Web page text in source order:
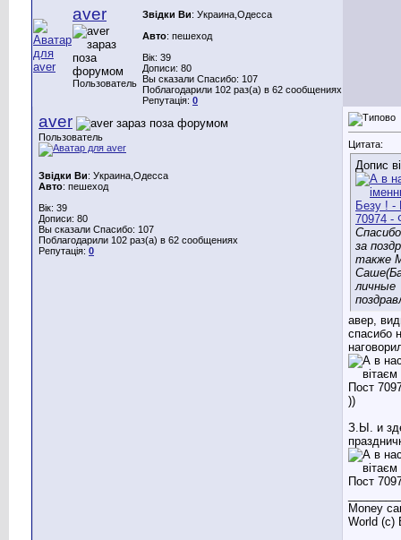
aver
Пользователь
Звідки Ви: Украина,Одесса
Авто: пешеход
Вік: 39
Дописи: 80
Вы сказали Спасибо: 107
Поблагодарили 102 раз(а) в 62 сообщениях
Репутація: 0
aver
Пользователь
Звідки Ви: Украина,Одесса
Авто: пешеход
Вік: 39
Дописи: 80
Вы сказали Спасибо: 107
Поблагодарили 102 раз(а) в 62 сообщениях
Репутація: 0
Цитата:
Допис
за
также
личные
авер,
спасибо
))
З.Ы. и
Money
World (c)